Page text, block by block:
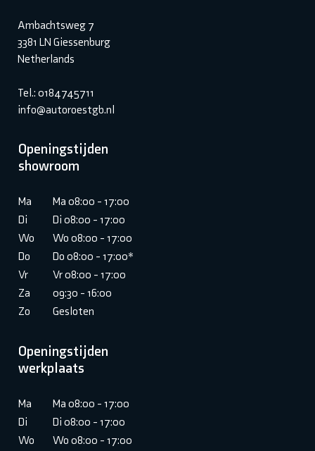
Ambachtsweg 7
3381 LN Giessenburg
Netherlands
Tel.: 0184745711
info@autoroestgb.nl
Openingstijden
showroom
Ma
Ma 08:00 - 17:00
Di
Di 08:00 - 17:00
Wo
Wo 08:00 - 17:00
Do
Do 08:00 - 17:00*
Vr
Vr 08:00 - 17:00
Za
09:30 - 16:00
Zo
Gesloten
Openingstijden
werkplaats
Ma
Ma 08:00 - 17:00
Di
Di 08:00 - 17:00
Wo
Wo 08:00 - 17:00